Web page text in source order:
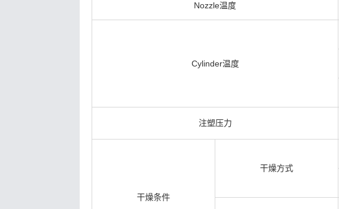
Nozzle温度
Cylinder温度
注塑压力
干燥条件
干燥方式